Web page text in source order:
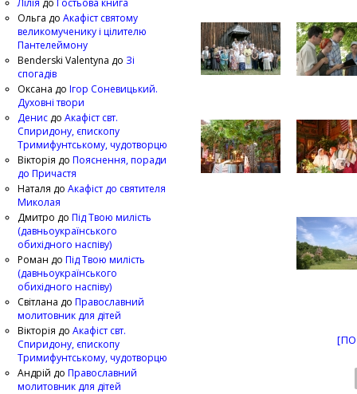
Ольга до Акафіст святому
великомученику і цілителю
Пантелеймону
Benderski Valentyna до Зі
спогадів
Оксана до Ігор Соневицький.
Духовні твори
Денис до Акафіст свт.
Спиридону, єпископу
Тримифунтському, чудотворцю
Вікторія до Пояснення, поради
до Причастя
Наталя до Акафіст до святителя
Миколая
Дмитро до Під Твою милість
(давньоукраїнського
обихідного наспіву)
Роман до Під Твою милість
(давньоукраїнського
обихідного наспіву)
Світлана до Православний
молитовник для дітей
Вікторія до Акафіст свт.
Спиридону, єпископу
Тримифунтському, чудотворцю
Андрій до Православний
молитовник для дітей